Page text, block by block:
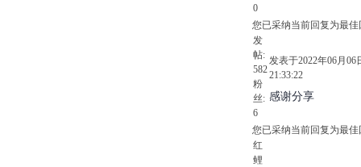
0
您已采纳当前回复为最佳
发
帖:
582
粉
丝:
6
发表于2022年06月06
21:33:22
感谢分享
您已采纳当前回复为最佳
红
鲤